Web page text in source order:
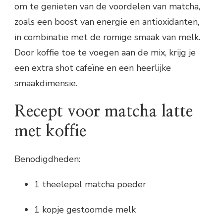
om te genieten van de voordelen van matcha,
zoals een boost van energie en antioxidanten,
in combinatie met de romige smaak van melk.
Door koffie toe te voegen aan de mix, krijg je
een extra shot cafeïne en een heerlijke
smaakdimensie.
Recept voor matcha latte
met koffie
Benodigdheden:
1 theelepel matcha poeder
1 kopje gestoomde melk